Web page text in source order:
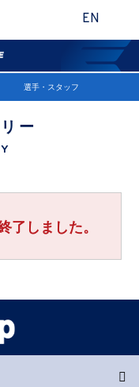
EN
選手・スタッフ
ー
了しました。